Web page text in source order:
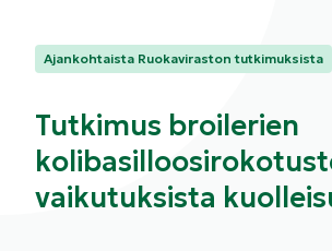
Kategoriat:
Ajankohtaista Ruokaviraston tutkimuksista
Tutkimus broilerien
vaikutuksista